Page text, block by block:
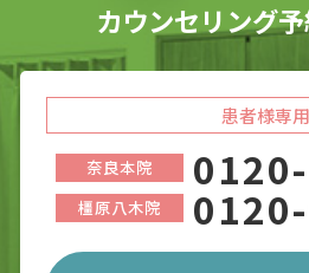
カウンセリング
患者様専用
奈良本院
橿原八木院